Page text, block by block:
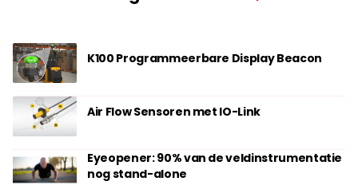
K100 Programmeerbare Display Beacon
Air Flow Sensoren met IO-Link
Eyeopener: 90% van de veldinstrumentatie
nog stand-alone